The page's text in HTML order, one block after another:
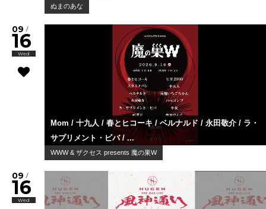
ぬまのあな
09 /
16
Wed
Mom / 十九人 / 春とヒコーキ / ベルナルド / 永田敬介 / ラ・
サプリメント・ビバ / ...
WWW & ザクセス presents 魔の巣W
09 /
16
Wed